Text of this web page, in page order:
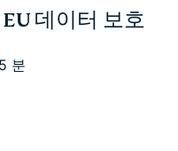
요?데이터 보호
분